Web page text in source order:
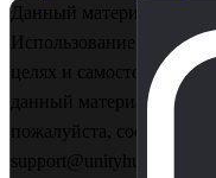
Данный материал
Использование в
целях и
данный материал
пожалуйста, сообщите
support@unityhub.pro